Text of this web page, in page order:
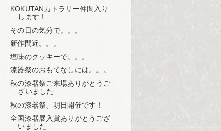
KOKUTANカトラリー仲間入り
します！
その日の気分で。。。
新作間近。。。
塩味のクッキーで。。。
漆器祭のおもてなしには。。。
秋の漆器祭ご来場ありがとうご
ざいました
秋の漆器祭、明日開催です！
全国漆器展入賞ありがとうござ
いました